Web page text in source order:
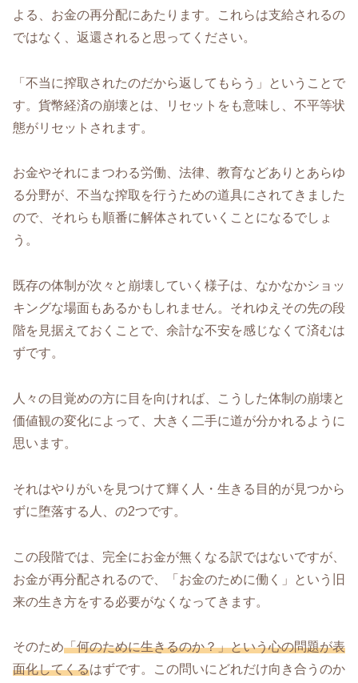
よる、お金の再分配にあたります。これらは支給されるの
ではなく、返還されると思ってください。
「不当に搾取されたのだから返してもらう」ということで
す。貨幣経済の崩壊とは、リセットをも意味し、不平等状
態がリセットされます。
お金やそれにまつわる労働、法律、教育などありとあらゆ
る分野が、不当な搾取を行うための道具にされてきました
ので、それらも順番に解体されていくことになるでしょ
う。
既存の体制が次々と崩壊していく様子は、なかなかショッ
キングな場面もあるかもしれません。それゆえその先の段
階を見据えておくことで、余計な不安を感じなくて済むは
ずです。
人々の目覚めの方に目を向ければ、こうした体制の崩壊と
価値観の変化によって、大きく二手に道が分かれるように
思います。
それはやりがいを見つけて輝く人・生きる目的が見つから
ずに堕落する人、の2つです。
この段階では、完全にお金が無くなる訳ではないですが、
お金が再分配されるので、「お金のために働く」という旧
来の生き方をする必要がなくなってきます。
そのため「何のために生きるのか？」という心の問題が表
面化してくるはずです。この問いにどれだけ向き合うのか